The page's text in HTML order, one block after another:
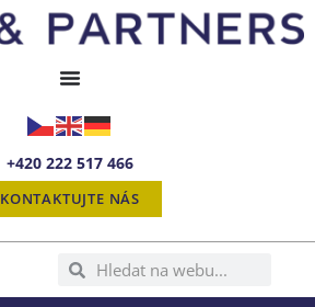
+420 222 517 466
KONTAKTUJTE NÁS